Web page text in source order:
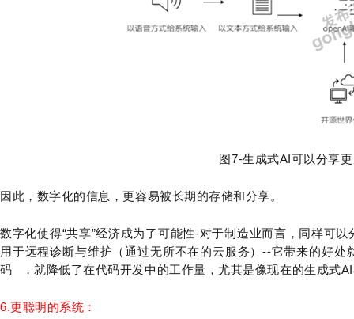
图7-生成式AI可以分享
因此，数字化的信息，更容易被长期的存储和分享。
数字化使得“共享”经济成为了可能性-对于制造业而言，同样可
用于远程诊断与维护（通过无所不在的云服务）--它带来的好
码
，就降低了在代码开发中的工作量，尤其是像现在的生成式
6.更聪明的系统：